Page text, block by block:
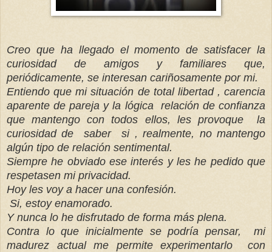
Creo que ha llegado el momento de satisfacer la
curiosidad de amigos y familiares que,
periódicamente, se interesan cariñosamente por mi.
Entiendo que mi situación de total libertad , carencia
aparente de pareja y la lógica relación de confianza
que mantengo con todos ellos, les provoque la
curiosidad de saber si , realmente, no mantengo
algún tipo de relación sentimental.
Siempre he obviado ese interés y les he pedido que
respetasen mi privacidad.
Hoy les voy a hacer una confesión.
Si, estoy enamorado.
Y nunca lo he disfrutado de forma más plena.
Contra lo que inicialmente se podría pensar, mi
madurez actual me permite experimentarlo
con